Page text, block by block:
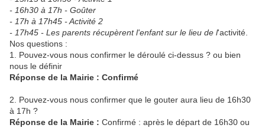
- 16h30 à 17h - Goûter
- 17h à 17h45 - Activité 2
- 17h45 - Les parents récupèrent l'enfant sur le lieu de l'activité.
Nos questions :
1. Pouvez-vous nous confirmer le déroulé ci-dessus ? ou bien
nous le définir
Réponse de la Mairie : Confirmé
2. Pouvez-vous nous confirmer que le gouter aura lieu de 16h30
à 17h ?
Réponse de la Mairie : Confirmé : après le départ de 16h30 ou